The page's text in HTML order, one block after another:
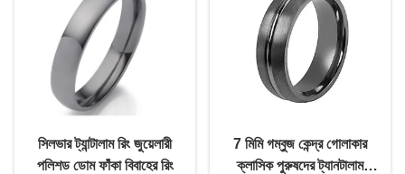
সিলভার ট্যান্টালাম রিং জুয়েলারী
পলিশড ডোম ফাঁকা বিবাহের রিং
7 মিমি গম্বুজ কেন্দ্র গোলাকার
ক্লাসিক পুরুষদের ট্যানটালাম